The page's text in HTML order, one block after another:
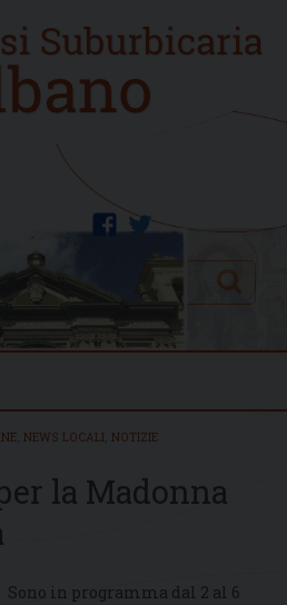
twitter
facebook
Search
NEWS LOCALI NOTIZIE
la Madonna
Sono in programma dal 2 al 6